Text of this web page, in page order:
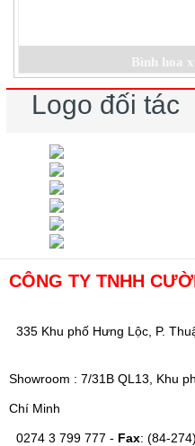
Bình hoa
Logo đối tác
CÔNG TY TNHH
335 Khu phố Hưng Lộc, P.
Showroom : 7/31B QL13, Khu
Chí Minh
0274 3 799 777 - Fax: (84-